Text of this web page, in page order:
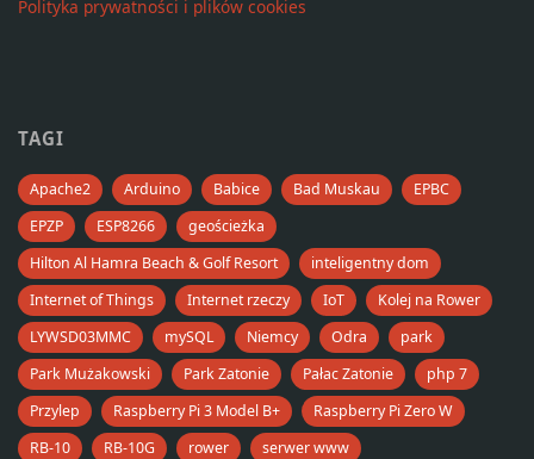
Polityka prywatności i plików cookies
TAGI
Apache2 Arduino Babice Bad Muskau
EPBC
EPZP
ESP8266
geościeżka
Hilton Al Hamra Beach & Golf Resort
inteligentny dom
Internet of Things
Internet rzeczy IoT
Kolej na Rower
LYWSD03MMC
mySQL Niemcy Odra
park
Park Mużakowski
Park Zatonie Pałac Zatonie
php 7
Przylep
Raspberry Pi 3 Model B+
Raspberry Pi Zero W
RB-10
RB-10G rower
serwer www